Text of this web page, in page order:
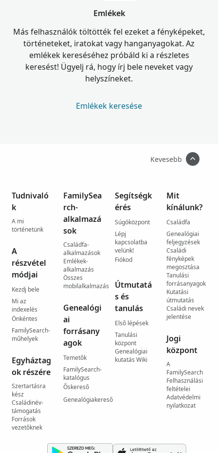
Emlékek
Más felhasználók töltötték fel ezeket a fényképeket,
történeteket, iratokat vagy hanganyagokat. Az
emlékek kereséséhez próbáld ki a részletes
keresést! Ügyelj rá, hogy írj bele neveket vagy
helyszíneket.
Emlékek keresése
Kevesebb
Tudnivaló
k
A mi
történetünk
A
részvétel
módjai
Kezdj bele
Mi az
indexelés
Önkéntes
FamilySearch-
műhelyek
Egyháztag
ok részére
Szertartásra
kész
Családinév-
támogatás
Források
vezetőknek
FamilySea
rch-
alkalmazá
sok
Családfa-
alkalmazások
Emlékek-
alkalmazás
Összes
mobilalkalmazás
Genealógi
ai
forrásany
agok
Temetők
FamilySearch-
katalógus
Őskereső
Genealógiakereső
Segítségk
érés
Súgóközpont
Lépj
kapcsolatba
velünk!
Fiókod
Útmutatá
s és
tanulás
Első lépések
Tanulási
központ
Genealógiai
kutatás Wiki
Mit
kínálunk?
Családfa
Genealógiai
feljegyzések
Családi
fényképek
megosztása
Tanulási
forrásanyagok
Kutatási
útmutatás
Családi nevek
jelentése
Jogi
központ
A
FamilySearch
Felhasználási
feltételei
Adatvédelmi
nyilatkozat